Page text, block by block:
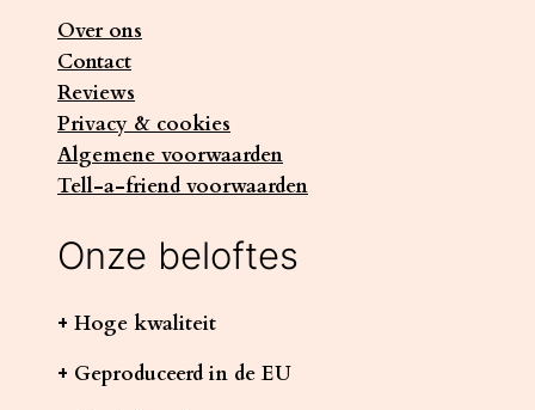
Over ons
Contact
Reviews
Privacy & cookies
Algemene voorwaarden
Tell-a-friend voorwaarden
Onze beloftes
+ Hoge kwaliteit
+ Geproduceerd in de EU